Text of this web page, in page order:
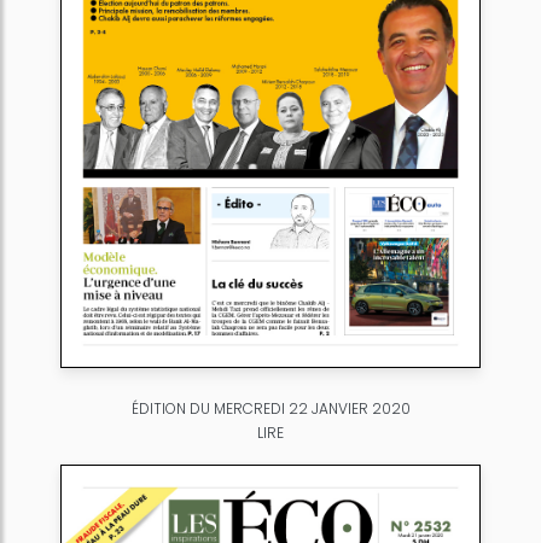
ÉDITION DU MERCREDI 22 JANVIER 2020
LIRE